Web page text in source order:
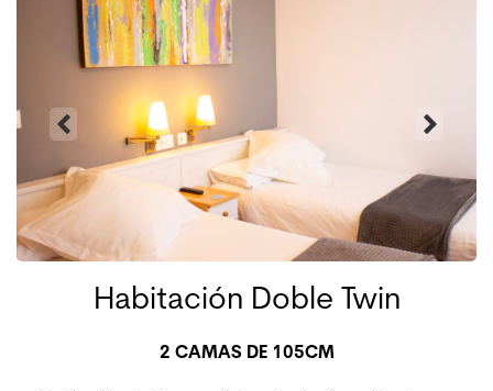
Habitación Doble Twin
2 CAMAS DE 105CM